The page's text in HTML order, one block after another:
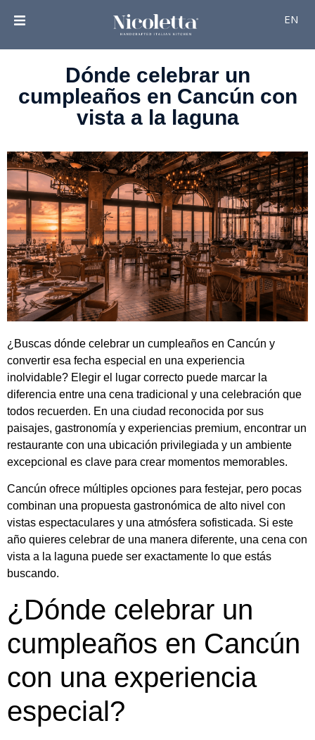
EN
Dónde celebrar un
cumpleaños en Cancún con
vista a la laguna
¿Buscas dónde celebrar un cumpleaños en Cancún y
convertir esa fecha especial en una experiencia
inolvidable? Elegir el lugar correcto puede marcar la
diferencia entre una cena tradicional y una celebración que
todos recuerden. En una ciudad reconocida por sus
paisajes, gastronomía y experiencias premium, encontrar un
restaurante con una ubicación privilegiada y un ambiente
excepcional es clave para crear momentos memorables.
Cancún ofrece múltiples opciones para festejar, pero pocas
combinan una propuesta gastronómica de alto nivel con
vistas espectaculares y una atmósfera sofisticada. Si este
año quieres celebrar de una manera diferente, una cena con
vista a la laguna puede ser exactamente lo que estás
buscando.
¿Dónde celebrar un
cumpleaños en Cancún
con una experiencia
especial?